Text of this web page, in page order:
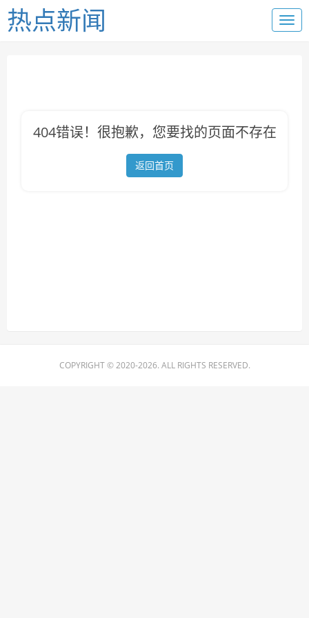
热点新闻
404错误！很抱歉，您要找的页面不存在
返回首页
COPYRIGHT © 2020-2026. ALL RIGHTS RESERVED.